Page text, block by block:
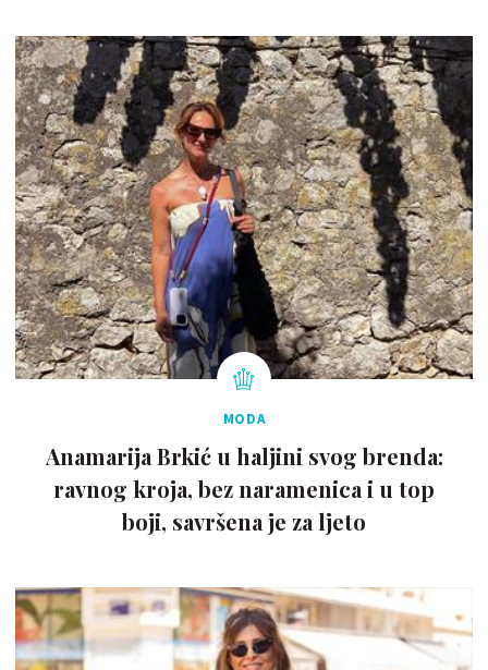
MODA
Anamarija Brkić u haljini svog brenda:
ravnog kroja, bez naramenica i u top
boji, savršena je za ljeto